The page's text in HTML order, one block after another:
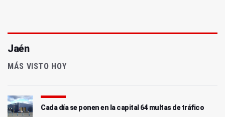
Jaén
MÁS VISTO HOY
Cada día se ponen en la capital 64 multas de tráfico